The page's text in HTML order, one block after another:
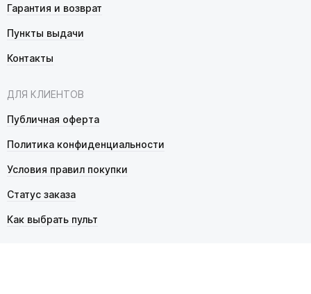
Гарантия и возврат
Пункты выдачи
Контакты
ДЛЯ КЛИЕНТОВ
Публичная оферта
Политика конфиденциальности
Условия правил покупки
Статус заказа
Как выбрать пульт